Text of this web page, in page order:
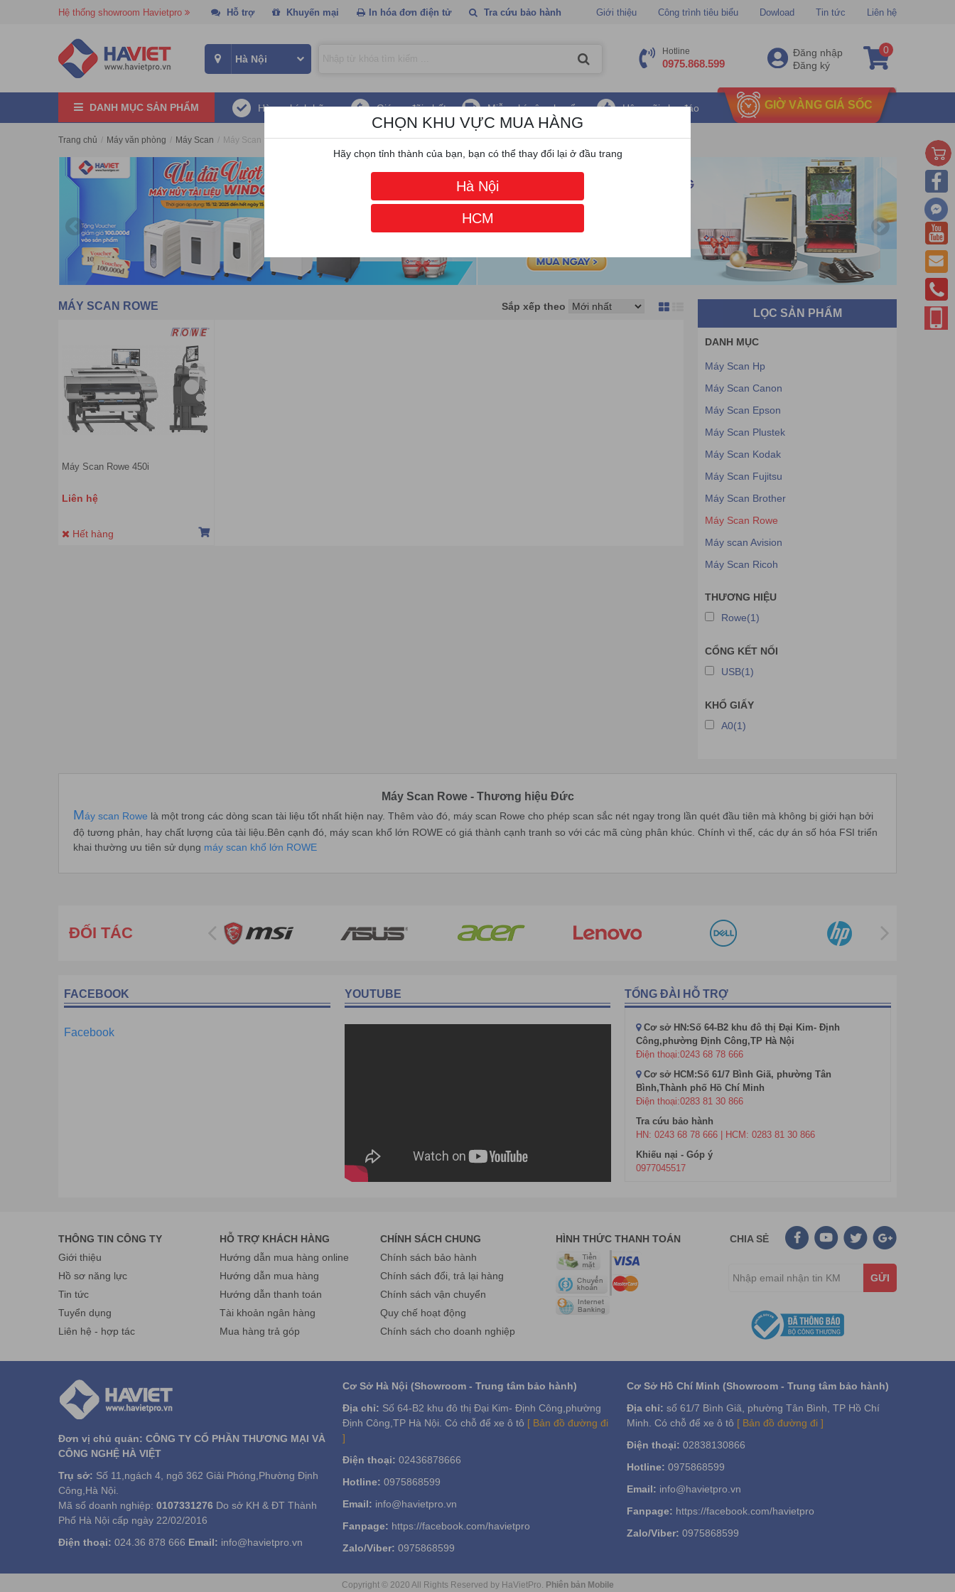
Hệ thống showroom Havietpro Hỗ trợ Khuyến mại In hóa đơn điện tử Tra cứu bảo hành Giới thiệu Công trình tiêu biểu Dowload Tin tức Liên hệ
Hotline
0975.868.599
Đăng nhập
Đăng ký
0
DANH MỤC SẢN PHẨM Hàng chính hãng Giá ưu đãi nhất Miễn phí vận chuyển Hậu mãi chu đáo GIỜ VÀNG GIÁ SỐC
Trang chủ / Máy văn phòng / Máy Scan / Máy Scan Rowe
MÁY SCAN ROWE Sắp xếp theo
Máy Scan Rowe 450i
Liên hệ
Hết hàng
LỌC SẢN PHẨM
DANH MỤC
Máy Scan Hp
Máy Scan Canon
Máy Scan Epson
Máy Scan Plustek
Máy Scan Kodak
Máy Scan Fujitsu
Máy Scan Brother
Máy Scan Rowe
Máy scan Avision
Máy Scan Ricoh
THƯƠNG HIỆU
Rowe(1)
CỔNG KẾT NỐI
USB(1)
KHỔ GIẤY
A0(1)
Máy Scan Rowe - Thương hiệu Đức
Máy scan Rowe là một trong các dòng scan tài liệu tốt nhất hiện nay. Thêm vào đó, máy scan Rowe cho phép scan sắc nét ngay trong lần quét đầu tiên mà không bị giới hạn bởi
độ tương phản, hay chất lượng của tài liệu.Bên cạnh đó, máy scan khổ lớn ROWE có giá thành cạnh tranh so với các mã cùng phân khúc. Chính vì thế, các dự án số hóa FSI triển
khai thường ưu tiên sử dụng máy scan khổ lớn ROWE
ĐỐI TÁC
FACEBOOK
Facebook
YOUTUBE TỔNG ĐÀI HỖ TRỢ
Cơ sở HN:Số 64-B2 khu đô thị Đại Kim- Định
Công,phường Định Công,TP Hà Nội
Điện thoại:0243 68 78 666
Cơ sở HCM:Số 61/7 Bình Giã, phường Tân
Bình,Thành phố Hồ Chí Minh
Điện thoại:0283 81 30 866
Tra cứu bảo hành
HN: 0243 68 78 666 | HCM: 0283 81 30 866
Khiếu nại - Góp ý
0977045517
THÔNG TIN CÔNG TY
Giới thiệu
Hồ sơ năng lực
Tin tức
Tuyển dụng
Liên hệ - hợp tác
HỖ TRỢ KHÁCH HÀNG
Hướng dẫn mua hàng online
Hướng dẫn mua hàng
Hướng dẫn thanh toán
Tài khoản ngân hàng
Mua hàng trả góp
CHÍNH SÁCH CHUNG
Chính sách bảo hành
Chính sách đổi, trả lại hàng
Chính sách vận chuyển
Quy chế hoạt động
Chính sách cho doanh nghiệp
HÌNH THỨC THANH TOÁN CHIA SẺ
GỬI
Đơn vị chủ quản: CÔNG TY CỔ PHẦN THƯƠNG MẠI VÀ
CÔNG NGHỆ HÀ VIỆT
Trụ sở: Số 11,ngách 4, ngõ 362 Giải Phóng,Phường Định
Công,Hà Nội.
Mã số doanh nghiệp: 0107331276 Do sở KH & ĐT Thành
Phố Hà Nội cấp ngày 22/02/2016
Điện thoại: 024.36 878 666 Email: info@havietpro.vn
Cơ Sở Hà Nội (Showroom - Trung tâm bảo hành)
Địa chỉ: Số 64-B2 khu đô thị Đại Kim- Định Công,phường
Định Công,TP Hà Nội. Có chỗ để xe ô tô [ Bản đồ đường đi
]
Điện thoại: 02436878666
Hotline: 0975868599
Email: info@havietpro.vn
Fanpage: https://facebook.com/havietpro
Zalo/Viber: 0975868599
Cơ Sở Hồ Chí Minh (Showroom - Trung tâm bảo hành)
Địa chỉ: số 61/7 Bình Giã, phường Tân Bình, TP Hồ Chí
Minh. Có chỗ để xe ô tô [ Bản đồ đường đi ]
Điện thoại: 02838130866
Hotline: 0975868599
Email: info@havietpro.vn
Fanpage: https://facebook.com/havietpro
Zalo/Viber: 0975868599
Copyright © 2020 All Rights Reserved by HaVietPro. Phiên bản Mobile
CHỌN KHU VỰC MUA HÀNG
Hãy chọn tỉnh thành của bạn, bạn có thể thay đổi lại ở đầu trang
Hà Nội
HCM